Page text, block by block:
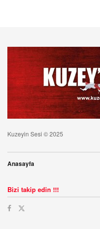
Kuzeyin Sesi © 2025
Anasayfa
Bizi takip edin !!!